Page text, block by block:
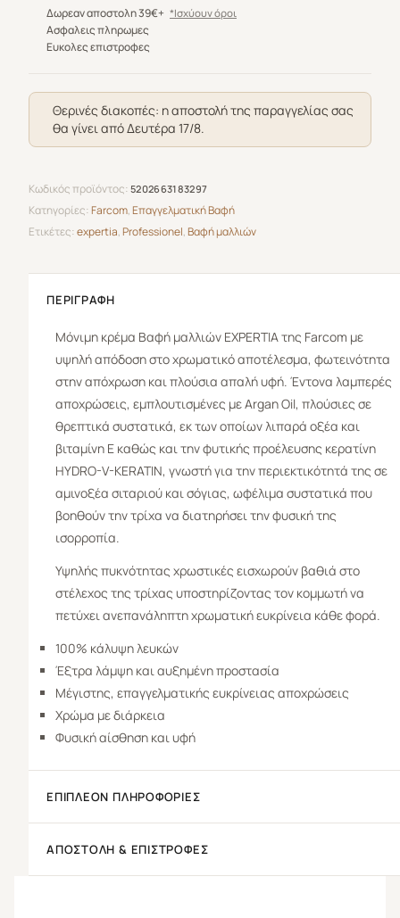
Expertia
Professionel
12.89
Φωτεινό
Ξανθό
Περλέ
100ml
Δωρεαν αποστολη 39€+ *Ισχύουν όροι
Ασφαλεις πληρωμες
Ευκολες επιστροφες
Θερινές διακοπές: η αποστολή της παραγγελίας σας
θα γίνει από Δευτέρα 17/8.
Κωδικός προϊόντος: 5202663183297
Κατηγορίες:Farcom,Επαγγελματική Βαφή
Ετικέτες:expertia,Professionel,Βαφή μαλλιών
ΠΕΡΙΓΡΑΦΉ
Μόνιμη κρέμα Βαφή μαλλιών EXPERTIA της Farcom με
υψηλή απόδοση στο χρωματικό αποτέλεσμα, φωτεινότητα
στην απόχρωση και πλούσια απαλή υφή. Έντονα λαμπερές
αποχρώσεις, εμπλουτισμένες με Argan Oil, πλούσιες σε
θρεπτικά συστατικά, εκ των οποίων λιπαρά οξέα και
βιταμίνη Ε καθώς και την φυτικής προέλευσης κερατίνη
HYDRO-V-KERATIN, γνωστή για την περιεκτικότητά της σε
αμινοξέα σιταριού και σόγιας, ωφέλιμα συστατικά που
βοηθούν την τρίχα να διατηρήσει την φυσική της
ισορροπία.
Υψηλής πυκνότητας χρωστικές εισχωρούν βαθιά στο
στέλεχος της τρίχας υποστηρίζοντας τον κομμωτή να
πετύχει ανεπανάληπτη χρωματική ευκρίνεια κάθε φορά.
100% κάλυψη λευκών
Έξτρα λάμψη και αυξημένη προστασία
Μέγιστης, επαγγελματικής ευκρίνειας αποχρώσεις
Χρώμα με διάρκεια
Φυσική αίσθηση και υφή
ΕΠΙΠΛΈΟΝ ΠΛΗΡΟΦΟΡΊΕΣ
ΑΠΟΣΤΟΛΉ & ΕΠΙΣΤΡΟΦΈΣ